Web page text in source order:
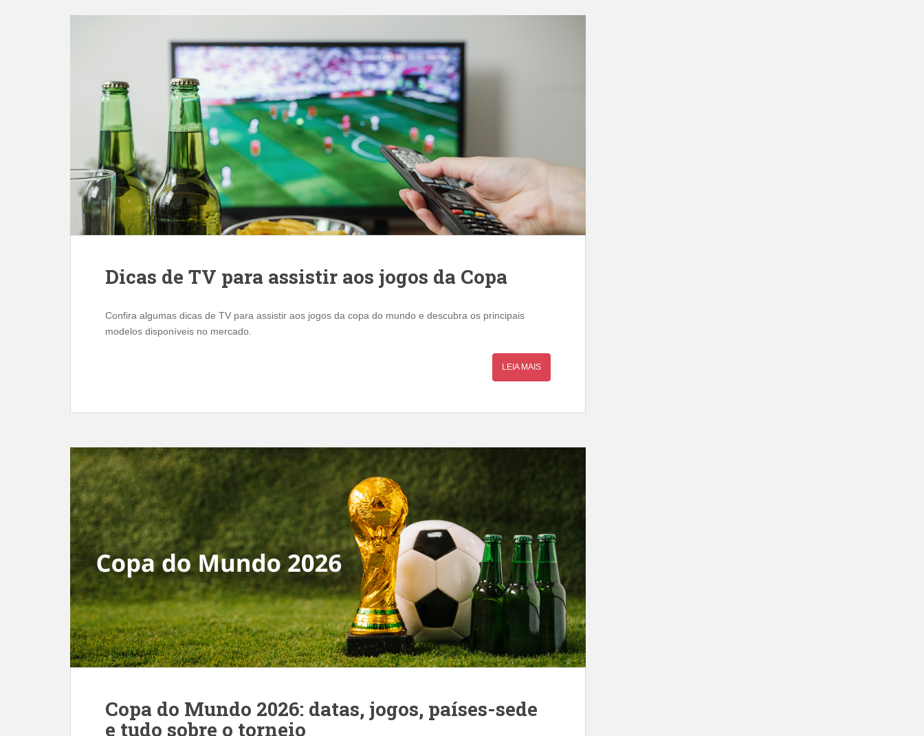
Dicas de TV para assistir aos jogos da Copa
Confira algumas dicas de TV para assistir aos jogos da copa do mundo e descubra os principais
modelos disponíveis no mercado.
LEIA MAIS
Copa do Mundo 2026: datas, jogos, países-sede
e tudo sobre o torneio